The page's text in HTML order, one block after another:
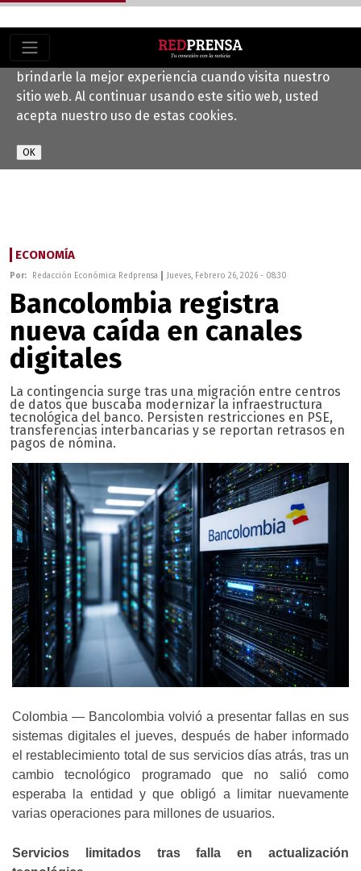
Este sitio web utiliza cookies para ayudarnos a
brindarle la mejor experiencia cuando visita nuestro
sitio web. Al continuar usando este sitio web, usted
acepta nuestro uso de estas cookies.
ECONOMÍA
Por: Redacción Económica Redprensa Jueves, Febrero 26, 2026 - 08:30
Bancolombia registra
nueva caída en canales
digitales
La contingencia surge tras una migración entre centros
de datos que buscaba modernizar la infraestructura
tecnológica del banco. Persisten restricciones en PSE,
transferencias interbancarias y se reportan retrasos en
pagos de nómina.
Colombia — Bancolombia volvió a presentar fallas en sus
sistemas digitales el jueves, después de haber informado
el restablecimiento total de sus servicios días atrás, tras un
cambio tecnológico programado que no salió como
esperaba la entidad y que obligó a limitar nuevamente
varias operaciones para millones de usuarios.
Servicios limitados tras falla en actualización